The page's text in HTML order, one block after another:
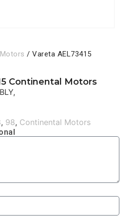
/ Vareta AEL73415
Continental Motors
, 98, Continental Motors